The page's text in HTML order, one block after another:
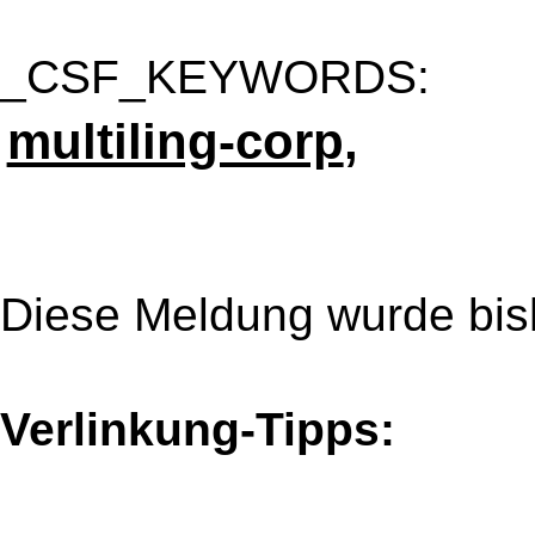
_CSF_KEYWORDS:
multiling-corp,
Diese Meldung wurde
Verlinkung-Tipps: